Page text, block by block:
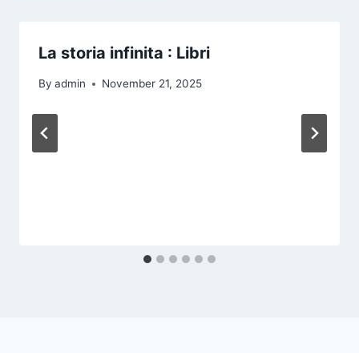
La storia infinita : Libri
By admin November 21, 2025